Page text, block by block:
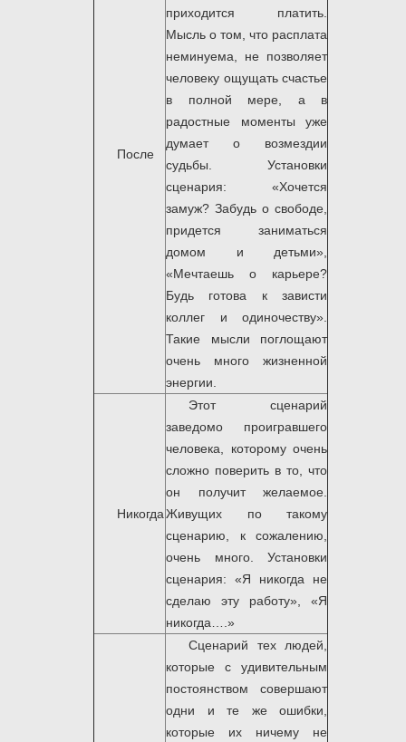
После
приходится платить.
Мысль о том, что расплата
неминуема, не позволяет
человеку ощущать счастье
в полной мере, а в
радостные моменты уже
думает о возмездии
судьбы. Установки
сценария: «Хочется
замуж? Забудь о свободе,
придется заниматься
домом и детьми»,
«Мечтаешь о карьере?
Будь готова к зависти
коллег и одиночеству».
Такие мысли поглощают
очень много жизненной
энергии.
Никогда
Этот сценарий
заведомо проигравшего
человека, которому очень
сложно поверить в то, что
он получит желаемое.
Живущих по такому
сценарию, к сожалению,
очень много. Установки
сценария: «Я никогда не
сделаю эту работу», «Я
никогда….»
Сценарий тех людей,
которые с удивительным
постоянством совершают
одни и те же ошибки,
которые их ничему не